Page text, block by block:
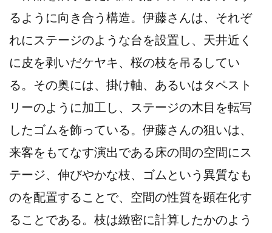
るように向き合う構造。伊藤さんは、それぞ
れにステージのような台を設置し、天井近く
に皮を剥いだケヤキ、桜の枝を吊るしてい
る。その奥には、掛け軸、あるいはタペスト
リーのように加工し、ステージの木目を転写
したゴムを飾っている。伊藤さんの狙いは、
来客をもてなす演出である床の間の空間にス
テージ、伸びやかな枝、ゴムという異質なも
のを配置することで、空間の性質を顕在化す
ることである。枝は緻密に計算したかのよう